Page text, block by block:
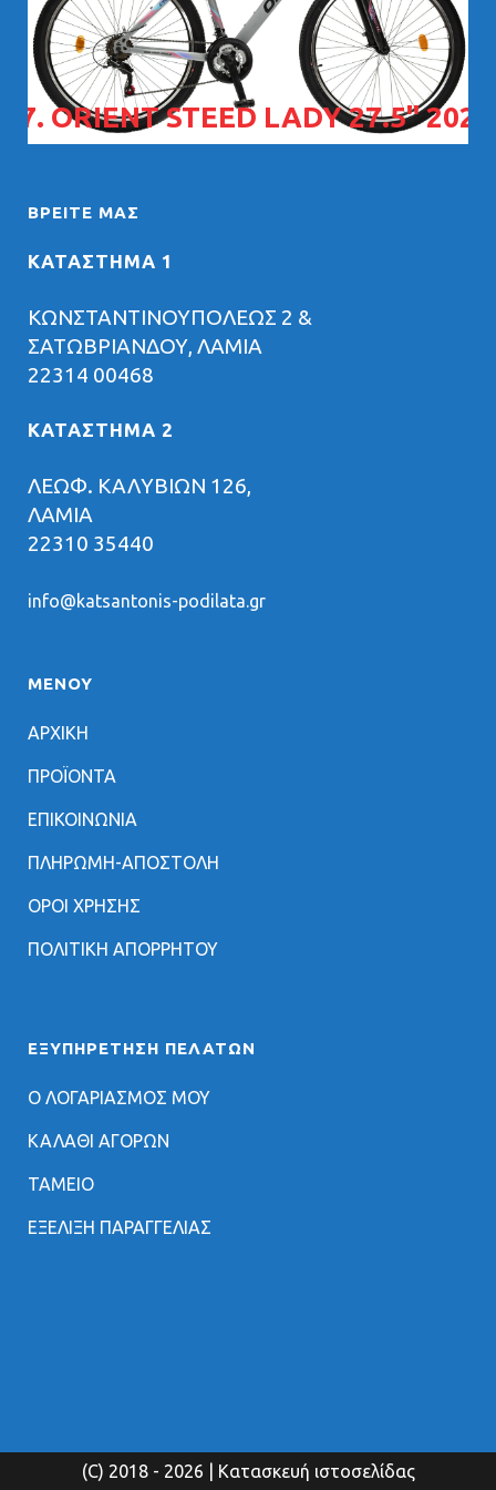
07. ORIENT STEED LADY 27.5" 2026
ΒΡΕΊΤΕ ΜΑΣ
ΚΑΤΑΣΤΗΜΑ 1
ΚΩΝΣΤΑΝΤΙΝΟΥΠΟΛΕΩΣ 2 &
ΣΑΤΩΒΡΙΑΝΔΟΥ, ΛΑΜΙΑ
22314 00468
ΚΑΤΑΣΤΗΜΑ 2
ΛΕΩΦ. ΚΑΛΥΒΙΩΝ 126,
ΛΑΜΙΑ
22310 35440
info@katsantonis-podilata.gr
ΜΕΝΟΥ
ΑΡΧΙΚΗ
ΠΡΟΪΟΝΤΑ
ΕΠΙΚΟΙΝΩΝΙΑ
ΠΛΗΡΩΜΗ-ΑΠΟΣΤΟΛΗ
ΟΡΟΙ ΧΡΗΣΗΣ
ΠΟΛΙΤΙΚΗ ΑΠΟΡΡΗΤΟΥ
ΕΞΥΠΗΡΈΤΗΣΗ ΠΕΛΑΤΏΝ
Ο ΛΟΓΑΡΙΑΣΜΟΣ ΜΟΥ
ΚΑΛΑΘΙ ΑΓΟΡΩΝ
ΤΑΜΕΙΟ
ΕΞΕΛΙΞΗ ΠΑΡΑΓΓΕΛΙΑΣ
(C) 2018 - 2026 | Κατασκευή ιστοσελίδας